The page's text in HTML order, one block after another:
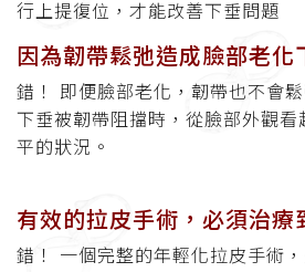
行上提復位，才能改善下垂問題
因為韌帶鬆弛造成臉部老化
錯！ 即便臉部老化，韌帶也不會
下垂被韌帶阻擋時，從臉部外觀看
平的狀況。
有效的拉皮手術，必須治療
錯！ 一個完整的年輕化拉皮手術